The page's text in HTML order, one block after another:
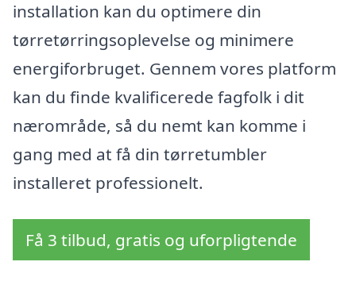
installation kan du optimere din
tørretørringsoplevelse og minimere
energiforbruget. Gennem vores platform
kan du finde kvalificerede fagfolk i dit
nærområde, så du nemt kan komme i
gang med at få din tørretumbler
installeret professionelt.
Få 3 tilbud, gratis og uforpligtende